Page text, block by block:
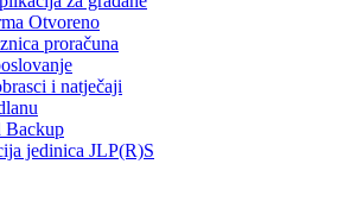
Otvoreno
proračuna
i natječaji
Backup
jedinica JLP(R)S